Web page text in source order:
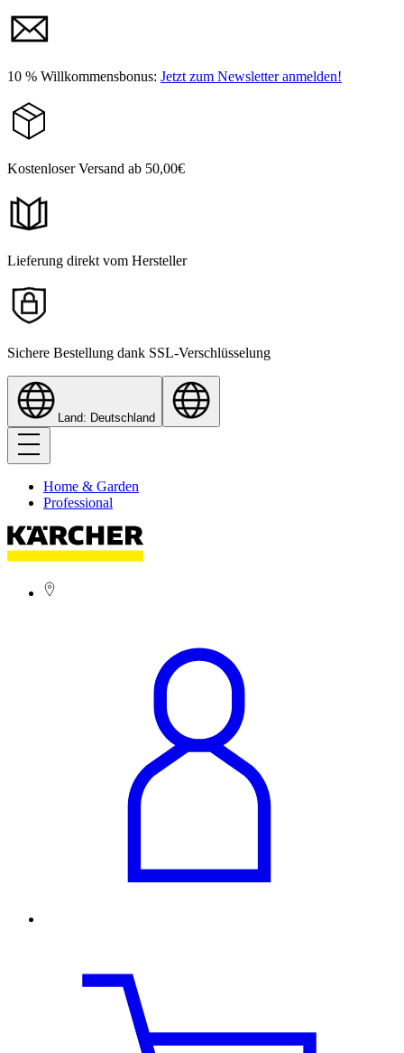
10 % Willkommensbonus: Jetzt zum Newsletter anmelden!
Kostenloser Versand ab 50,00€
Lieferung direkt vom Hersteller
Sichere Bestellung dank SSL-Verschlüsselung
Land: Deutschland
Home & Garden
Professional